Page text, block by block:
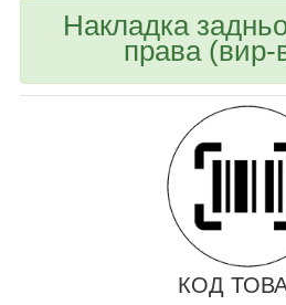
Накладка
права (вир-
КОД